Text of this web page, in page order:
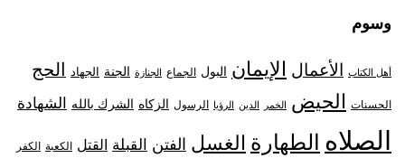
وسوم
أهل الكتاب الأعمال الإيمان البول الجماع الجنازة الجنة الجهاد الحج
الحسنات الحيض الخمر الدين الرؤيا الرسول الزكاه الشرك بالله الشهادة
الصلاه الطهارة الغسل الفتن القبلة القتل الكعبة الكفر